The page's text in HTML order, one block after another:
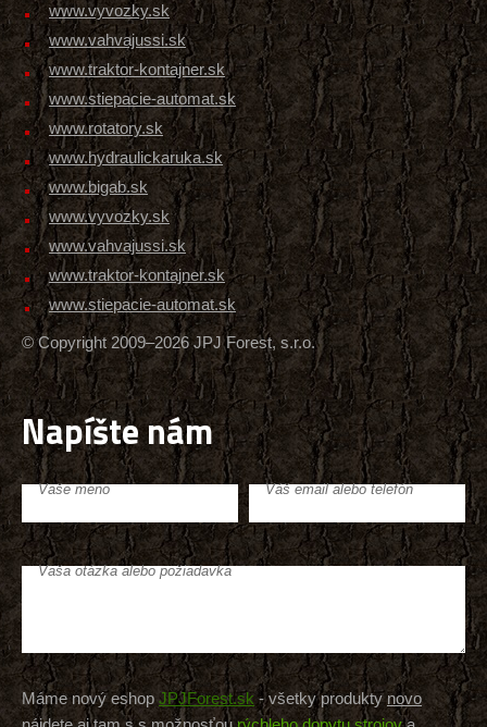
www.vyvozky.sk
www.vahvajussi.sk
www.traktor-kontajner.sk
www.stiepacie-automat.sk
www.rotatory.sk
www.hydraulickaruka.sk
www.bigab.sk
www.vyvozky.sk
www.vahvajussi.sk
www.traktor-kontajner.sk
www.stiepacie-automat.sk
© Copyright 2009–2026 JPJ Forest, s.r.o.
Napíšte nám
Vaše meno Váš email alebo telefón
Vaša otázka alebo požiadavka
Máme nový eshop JPJForest.sk - všetky produktynovo